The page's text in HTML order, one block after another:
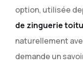
option, utilisée
de zinguerie
naturellement
demande un